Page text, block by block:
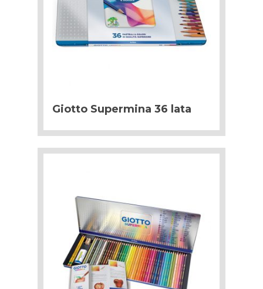
Giotto Supermina 36 lata